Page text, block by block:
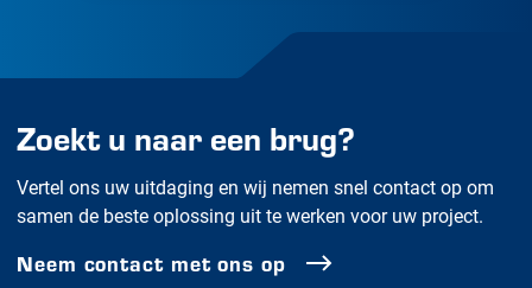
Zoekt u naar een brug?
Vertel ons uw uitdaging en wij nemen snel contact op om
samen de beste oplossing uit te werken voor uw project.
Neem contact met ons op